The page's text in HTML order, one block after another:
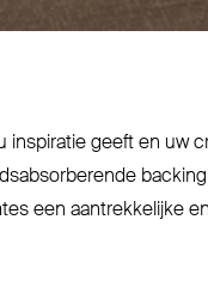
inspiratie geeft en uw
een aan­trek­kelijke